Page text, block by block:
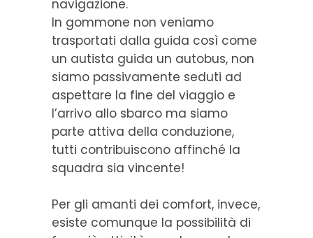
navigazione.
In gommone non veniamo
trasportati dalla guida così come
un autista guida un autobus, non
siamo passivamente seduti ad
aspettare la fine del viaggio e
l’arrivo allo sbarco ma siamo
parte attiva della conduzione,
tutti contribuiscono affinché la
squadra sia vincente!
Per gli amanti dei comfort, invece,
esiste comunque la possibilità di